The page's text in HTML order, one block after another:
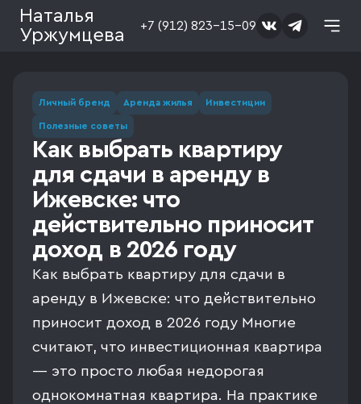
Наталья
Уржумцева
+7 (912) 823-15-09
Личный бренд Аренда жилья Инвестиции
Полезные советы
Как выбрать квартиру
для сдачи в аренду в
Ижевске: что
действительно приносит
доход в 2026 году
Как выбрать квартиру для сдачи в
аренду в Ижевске: что действительно
приносит доход в 2026 году Многие
считают, что инвестиционная квартира
— это просто любая недорогая
однокомнатная квартира. На практике